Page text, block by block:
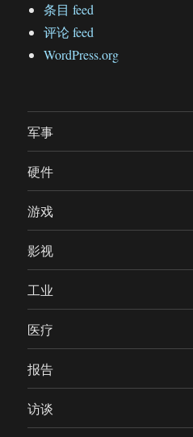
条目 feed
评论 feed
WordPress.org
军事
硬件
游戏
影视
工业
医疗
报告
访谈